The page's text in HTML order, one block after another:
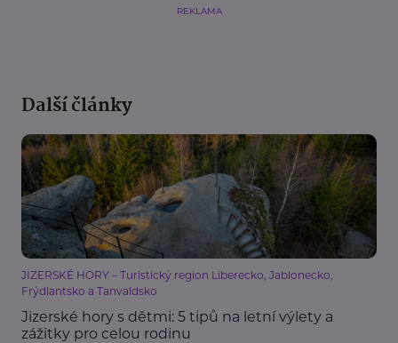
REKLAMA
Další články
JIZERSKÉ HORY – Turistický region Liberecko, Jablonecko,
Frýdlantsko a Tanvaldsko
Jizerské hory s dětmi: 5 tipů na letní výlety a
zážitky pro celou rodinu